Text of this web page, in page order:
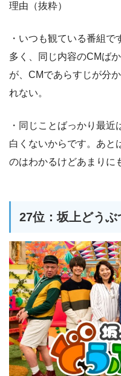
理由（抜粋）
・いつも観ている番組
多く、同じ内容のCMば
が、CMであらすじが分
れない。
・同じことばっかり最
白くないからです。あと
のはわかるけどあまりに
27位：坂上どうぶ